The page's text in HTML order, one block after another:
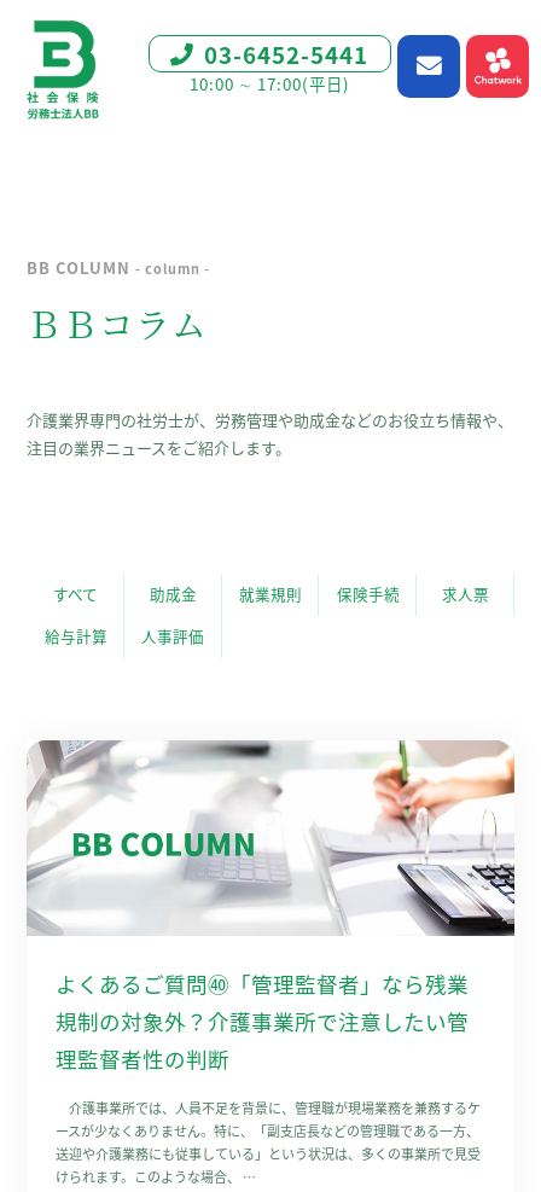
03-6452-5441
10:00 ∼ 17:00(平日)
BB COLUMN- column -
ＢＢコラム
介護業界専門の社労士が、労務管理や助成金などのお役立ち情報や、
注目の業界ニュースをご紹介します。
すべて 助成金 就業規則 保険手続
求人票
給与計算
人事評価
よくあるご質問㊵「管理監督者」なら残業
規制の対象外？介護事業所で注意したい管
理監督者性の判断
介護事業所では、人員不足を背景に、管理職が現場業務を兼務するケ
ースが少なくありません。特に、「副支店長などの管理職である一方、
送迎や介護業務にも従事している」という状況は、多くの事業所で見受
けられます。このような場合、 …